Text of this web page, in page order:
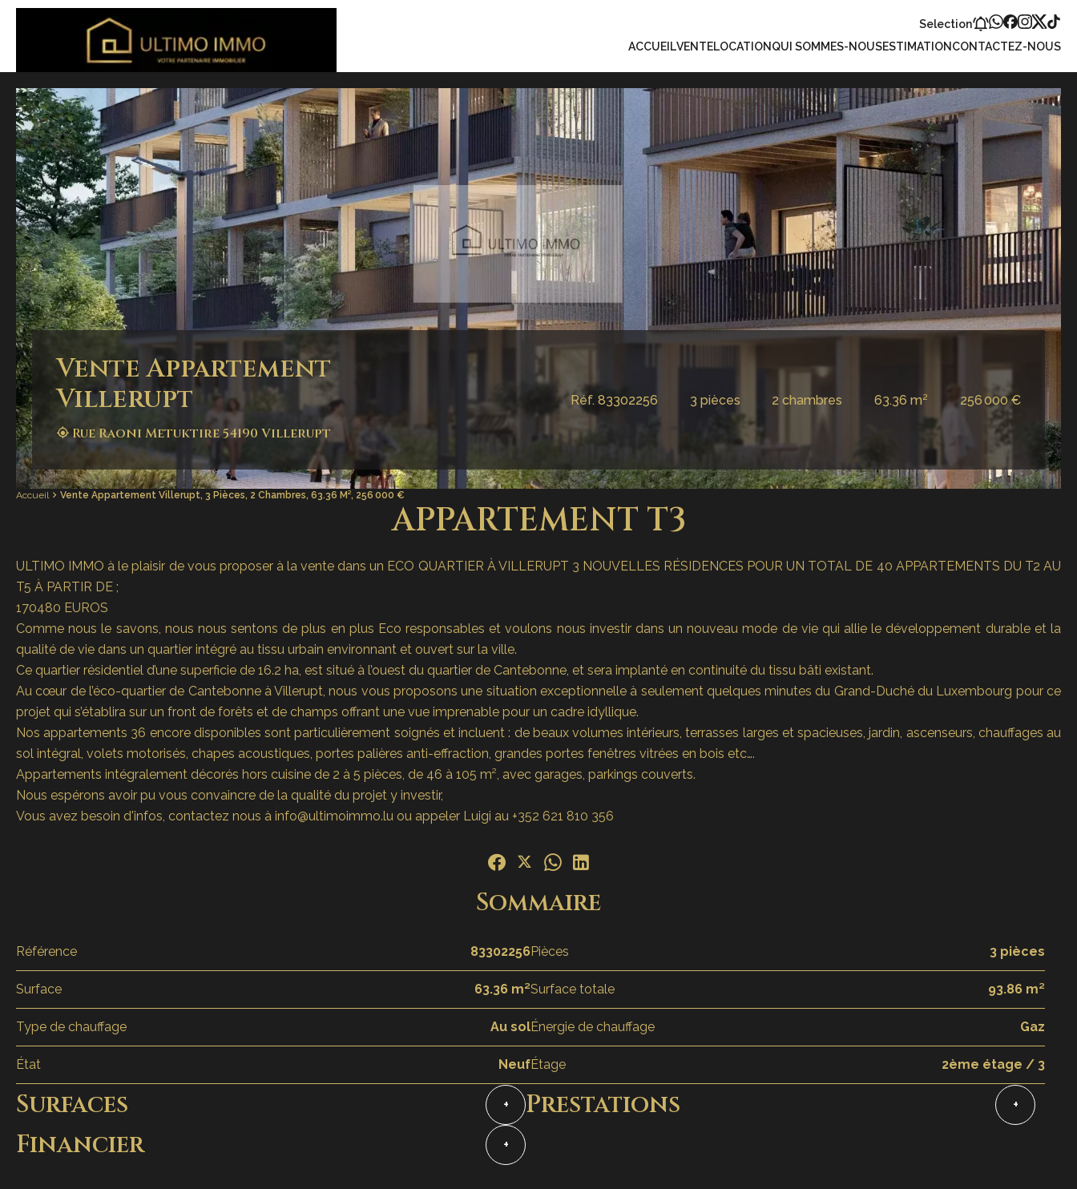
Selection
ACCUEILVENTELOCATION QUI SOMMES-NOUSESTIMATION CONTACTEZ-NOUS
Vente Appartement
Villerupt
Rue Raoni Metuktire 54190 Villerupt
Réf. 83302256 3 pièces 2 chambres 63.36 m² 256 000 €
Accueil Vente Appartement Villerupt, 3 Pièces, 2 Chambres, 63.36 M², 256 000 €
APPARTEMENT T3
ULTIMO IMMO à le plaisir de vous proposer à la vente dans un ECO QUARTIER À VILLERUPT 3 NOUVELLES RÉSIDENCES POUR UN TOTAL DE 40 APPARTEMENTS DU T2 AU
T5 À PARTIR DE ;
170480 EUROS
Comme nous le savons, nous nous sentons de plus en plus Eco responsables et voulons nous investir dans un nouveau mode de vie qui allie le développement durable et la
qualité de vie dans un quartier intégré au tissu urbain environnant et ouvert sur la ville.
Ce quartier résidentiel d’une superficie de 16.2 ha, est situé à l’ouest du quartier de Cantebonne, et sera implanté en continuité du tissu bâti existant.
Au cœur de l’éco-quartier de Cantebonne à Villerupt, nous vous proposons une situation exceptionnelle à seulement quelques minutes du Grand-Duché du Luxembourg pour ce
projet qui s’établira sur un front de forêts et de champs offrant une vue imprenable pour un cadre idyllique.
Nos appartements 36 encore disponibles sont particulièrement soignés et incluent : de beaux volumes intérieurs, terrasses larges et spacieuses, jardin, ascenseurs, chauffages au
sol intégral, volets motorisés, chapes acoustiques, portes palières anti-effraction, grandes portes fenêtres vitrées en bois etc….
Appartements intégralement décorés hors cuisine de 2 à 5 pièces, de 46 à 105 m², avec garages, parkings couverts.
Nous espérons avoir pu vous convaincre de la qualité du projet y investir,
Vous avez besoin d'infos, contactez nous à info@ultimoimmo.lu ou appeler Luigi au +352 621 810 356
Sommaire
Référence 83302256Pièces 3 pièces
Surface 63.36 m²Surface totale 93.86 m²
Type de chauffage Au solÉnergie de chauffage Gaz
État NeufÉtage 2ème étage / 3
Surfaces + Prestations +
Financier +